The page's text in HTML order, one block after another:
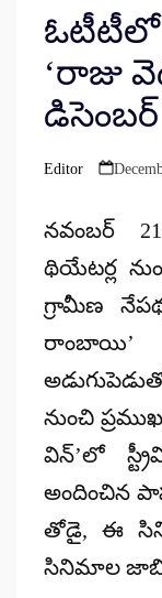
ఓటీటీలో
‘రాజు
డిసెంబర్
Posted
Editor
నవంబర్
థియేటర్ల
గ్రామీణ
రాంబాయి’
నుంచి
విన్’లో
అందించిన
తోడై, ఈ
సినిమాల